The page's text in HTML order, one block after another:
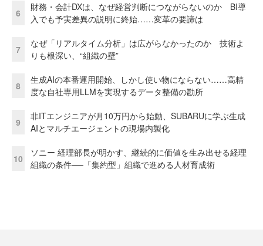
6
財務・会計DXは、なぜ経営判断につながらないのか BI導
入でも予実差異の説明に終始……変革の要諦は
7
なぜ「リアルタイム分析」は広がらなかったのか 技術よ
りも根深い、“組織の壁”
8
生成AIの本番運用開始、しかし使い物にならない……高精
度な自社専用LLMを実現するデータ整備の勘所
9
非ITエンジニアが月10万円から始動、SUBARUに学ぶ生成
AIとマルチエージェントの現場内製化
10
ソニー 経理部長が明かす、継続的に価値を生み出せる経理
組織の条件──「集約型」組織で進める人材育成術